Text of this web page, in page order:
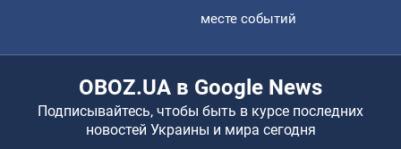
месте событий
OBOZ.UA в Google News
Подписывайтесь, чтобы быть в курсе последних
новостей Украины и мира сегодня